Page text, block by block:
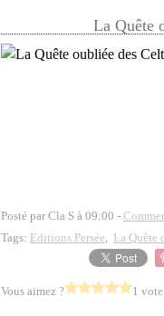
La Quête
Posté par Cla S à 09:00 -
Tags: Editions Persée, La Quête
Vous aimez ? 1 vote